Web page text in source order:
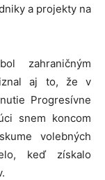
a projekty na
zahraničným
aj to, že v
Progresívne
snem koncom
volebných
keď získalo